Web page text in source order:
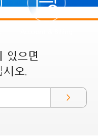
있으면
오.
>